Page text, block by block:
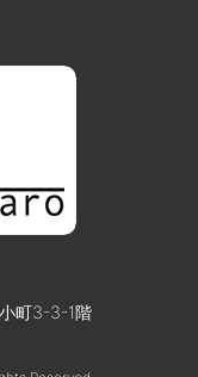
町3-3-1階